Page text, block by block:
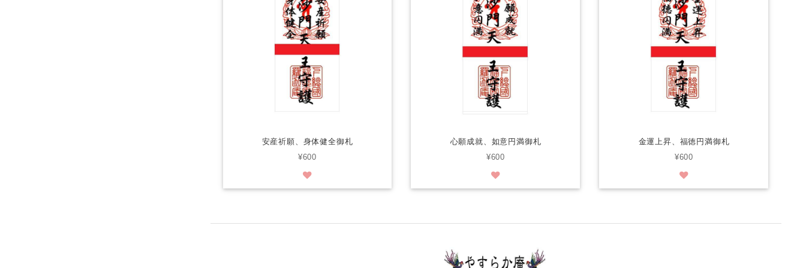
安産祈願、身体健全御札
¥600
心願成就、如意円満御札
¥600
金運上昇、福徳円満御札
¥600